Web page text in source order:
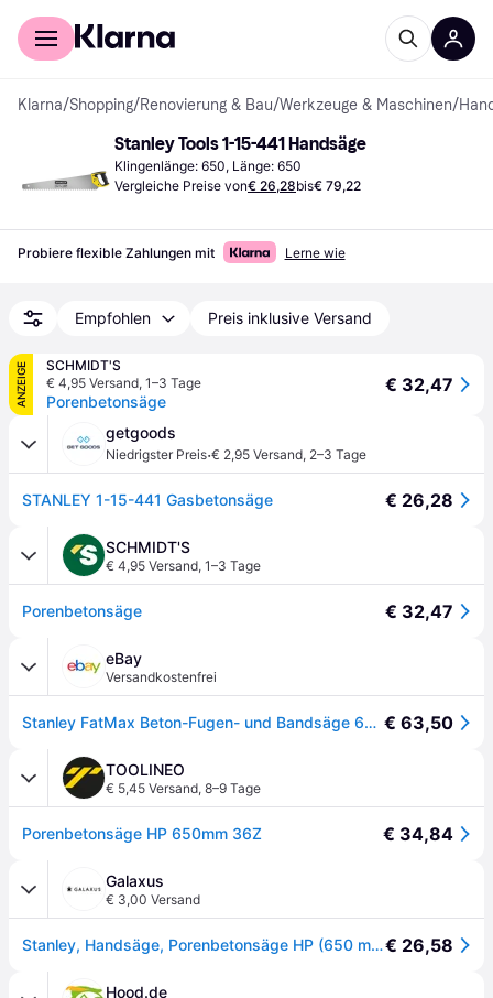
Für Shopper
Klarna/Shopping/Renovierung & Bau/Werkzeuge & Maschinen/
Stanley Tools 1-15-441 Handsäge
Klingenlänge: 650, Länge: 650
Vergleiche Preise von€ 26,28bis€ 79,22
Probiere flexible Zahlungen mit Lerne wie
Empfohlen Preis inklusive Versand
ANZEIGE
SCHMIDT'S
€ 4,95 Versand, 1–3 Tage
Porenbetonsäge
€ 32,47
getgoods
Niedrigster Preis·€ 2,95 Versand, 2–3 Tage
STANLEY 1-15-441 Gasbetonsäge € 26,28
SCHMIDT'S
€ 4,95 Versand, 1–3 Tage
Porenbetonsäge € 32,47
eBay
Versandkostenfrei
Stanley FatMax Beton-Fugen- und Bandsäge 660mm 26in 1.4 TPI STA115441 € 63,50
TOOLINEO
€ 5,45 Versand, 8–9 Tage
Porenbetonsäge HP 650mm 36Z € 34,84
Galaxus
€ 3,00 Versand
Stanley, Handsäge, Porenbetonsäge HP (650 mm Länge, 1.2 Zähne/Inch, Hardpoint-Verzahnung, Handgriff mit 45°/90°€ 26,58
Hood.de